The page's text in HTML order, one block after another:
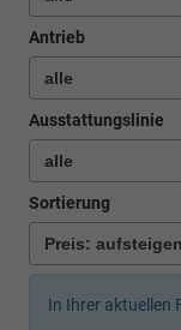
Antrieb
Ausstattungslinie
Sortierung
In Ihrer aktuellen